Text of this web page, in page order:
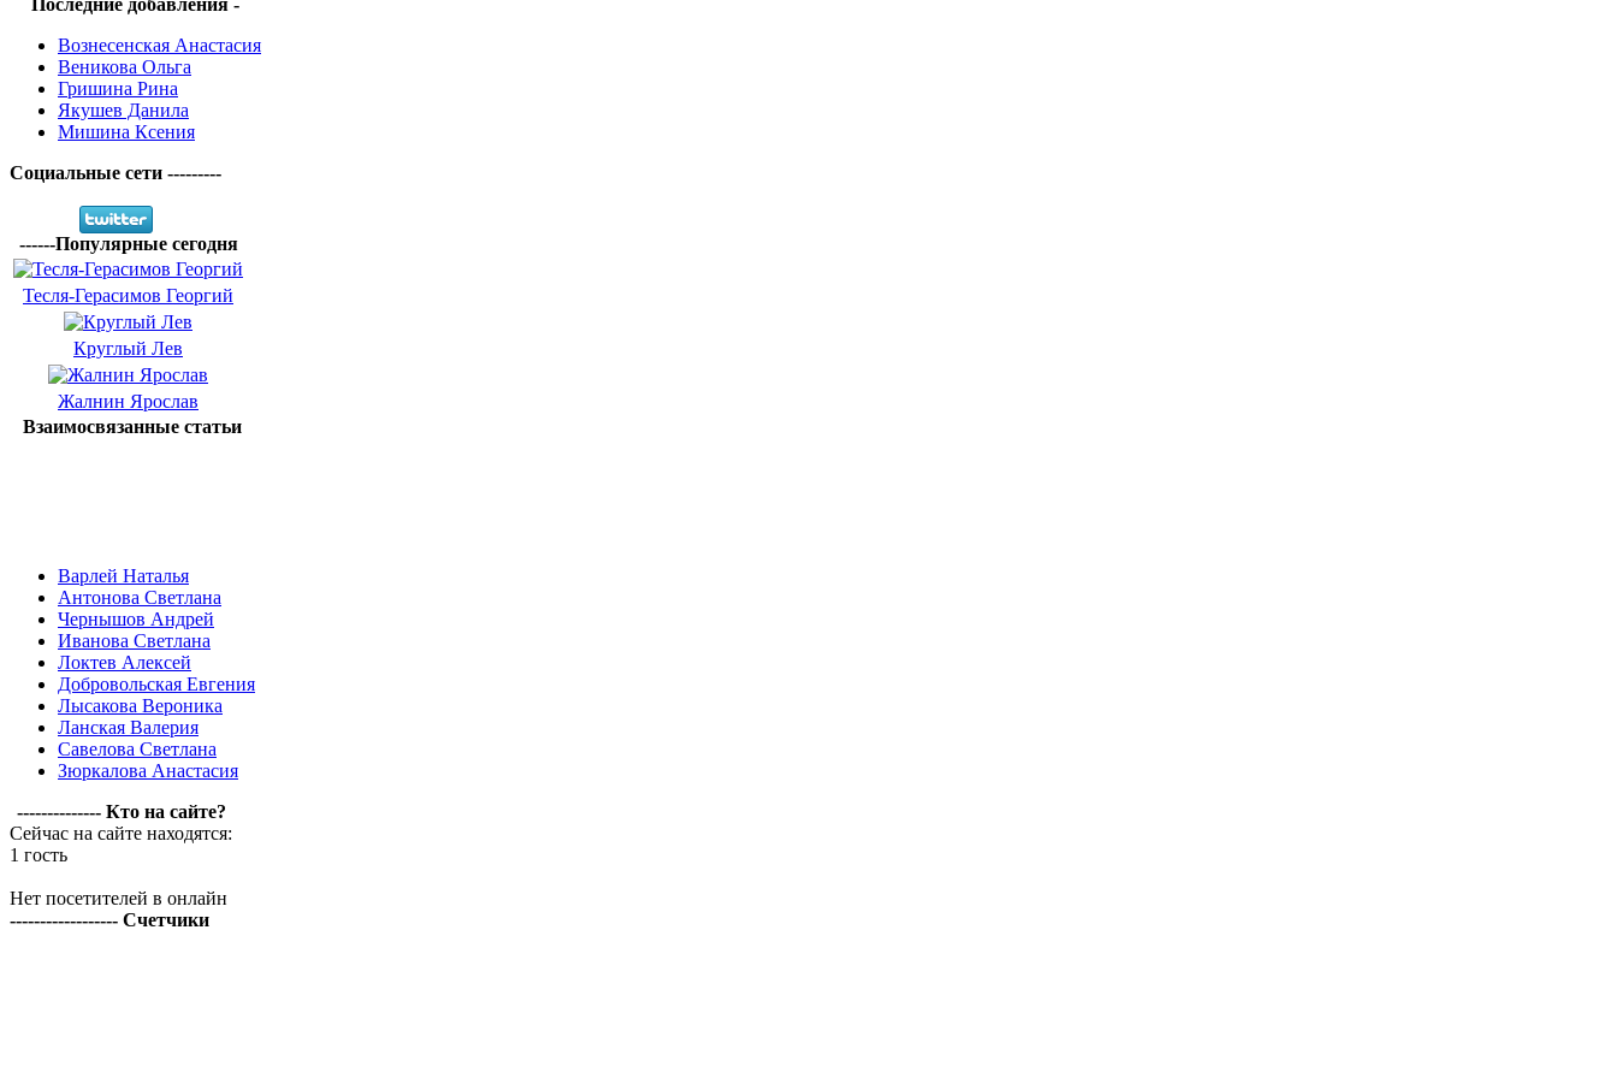
Последние добавления -
Вознесенская Анастасия
Веникова Ольга
Гришина Рина
Якушев Данила
Мишина Ксения
Социальные сети ---------
------Популярные сегодня
Тесля-Герасимов Георгий
Круглый Лев
Жалнин Ярослав
Взаимосвязанные статьи
Варлей Наталья
Антонова Светлана
Чернышов Андрей
Иванова Светлана
Локтев Алексей
Добровольская Евгения
Лысакова Вероника
Ланская Валерия
Савелова Светлана
Зюркалова Анастасия
-------------- Кто на сайте?
Сейчас на сайте находятся:
1 гость
Нет посетителей в онлайн
------------------ Счетчики